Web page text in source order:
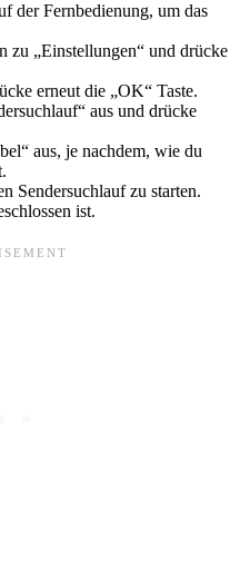
der Fernbedienung, um das
zu „Einstellungen“ und drücke
erneut die „OK“ Taste.
aus und drücke
aus, je nachdem, wie du
Sendersuchlauf zu starten.
ist.